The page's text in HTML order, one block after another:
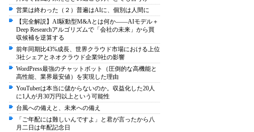
営業は終わった（２）普遍はAIに、個別は人間に
【完全解説】AI駆動型M&Aとは何か――AIモデル＋
Deep Researchアルゴリズムで「会社の未来」から買
収候補を逆算する
前年同期比43%成長、世界クラウド市場における上位
3社シェアとネオクラウド企業9社の影響
WordPress最強のチャットボット（圧倒的な高機能と
高性能、業界最安値）を実現した理由
YouTuberは本当に儲からないのか。収益化した20人
に1人が月30万円以上という可能性
台風への備えと、未来への備え
「ご年配には難しいんですよ」と君が言ったから八
月二日は年配記念日